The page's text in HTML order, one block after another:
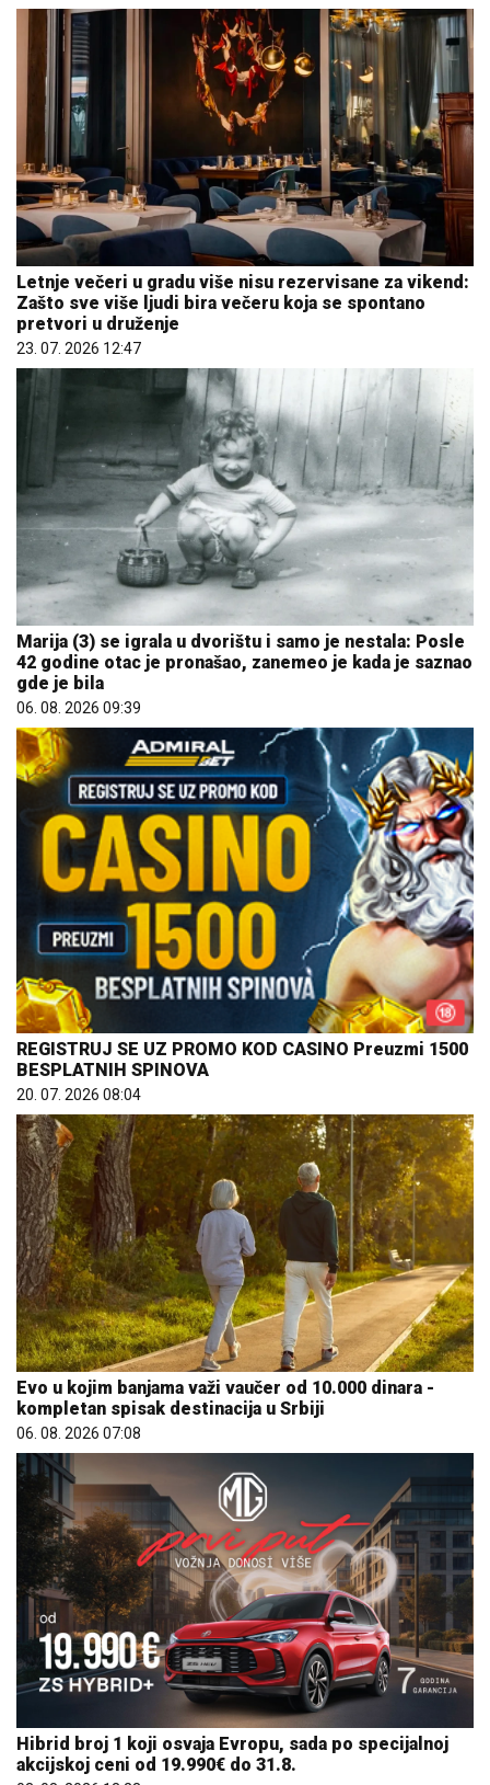
Letnje večeri u gradu više nisu rezervisane za vikend:
Zašto sve više ljudi bira večeru koja se spontano
pretvori u druženje
23. 07. 2026 12:47
Marija (3) se igrala u dvorištu i samo je nestala: Posle
42 godine otac je pronašao, zanemeo je kada je saznao
gde je bila
06. 08. 2026 09:39
REGISTRUJ SE UZ PROMO KOD CASINO Preuzmi 1500
BESPLATNIH SPINOVA
20. 07. 2026 08:04
Evo u kojim banjama važi vaučer od 10.000 dinara -
kompletan spisak destinacija u Srbiji
06. 08. 2026 07:08
Hibrid broj 1 koji osvaja Evropu, sada po specijalnoj
akcijskoj ceni od 19.990€ do 31.8.